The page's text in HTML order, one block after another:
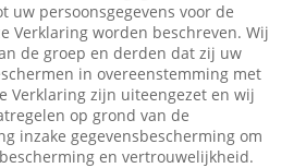
uw persoonsgegevens voor de
Verklaring worden beschreven. Wij
de groep en derden dat zij uw
in overeenstemming met
Verklaring zijn uiteengezet en wij
op grond van de
inzake gegevensbescherming om
en vertrouwelijkheid.